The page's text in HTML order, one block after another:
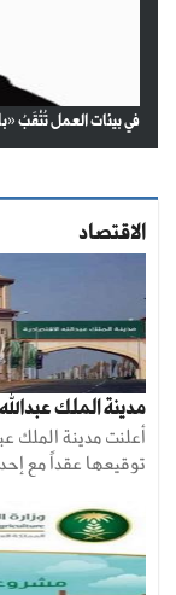
في بيئات العمل تُثْقَبُ
الاقتصاد
مدينة الملك عبدالله
أعلنت مدينة الملك
توقيعها عقداً مع